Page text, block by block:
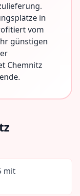
in
vom
günstigen
Chemnitz
mit